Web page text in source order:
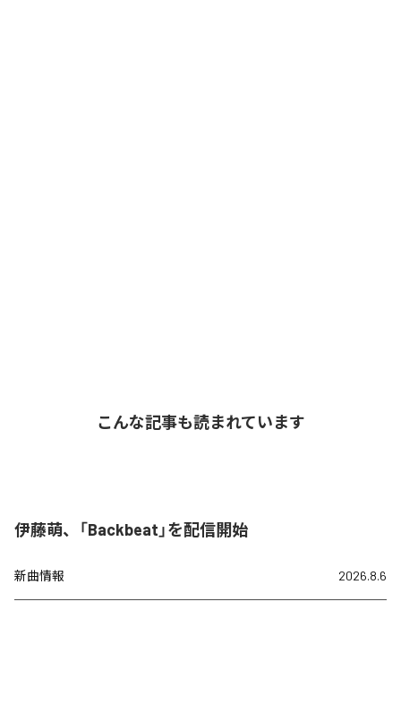
こんな記事も読まれています
伊藤萌、「Backbeat」を配信開始
新曲情報 2026.8.6